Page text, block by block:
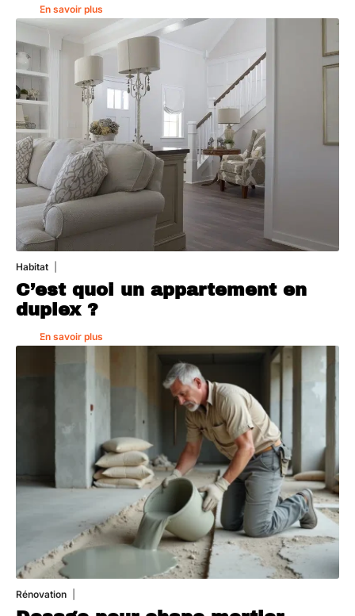
En savoir plus
Habitat
C’est quoi un appartement en
duplex ?
En savoir plus
Rénovation